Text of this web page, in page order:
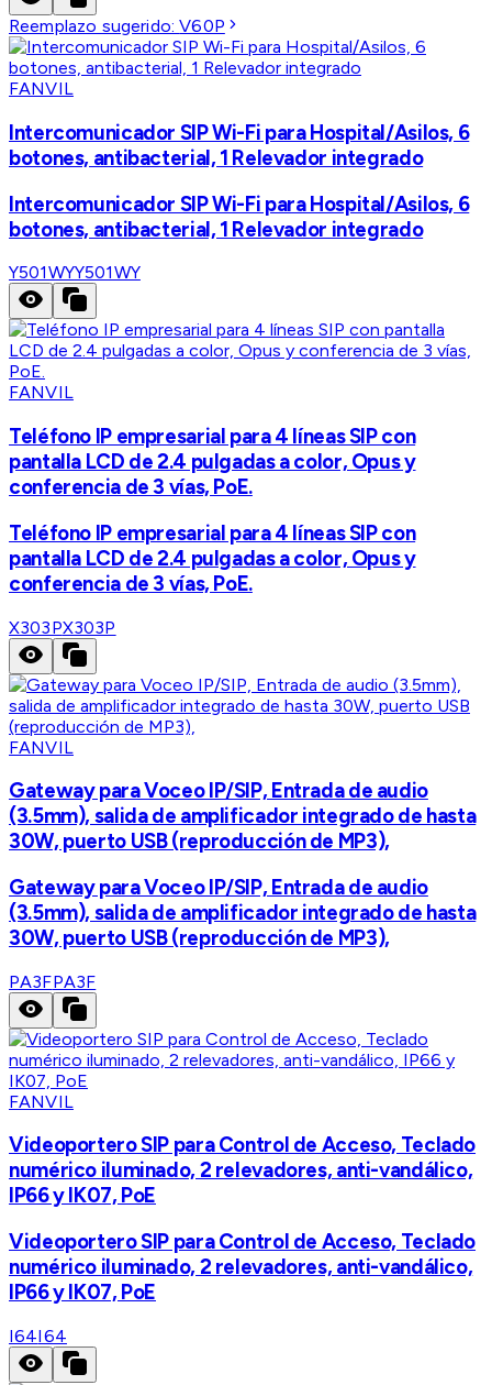
Reemplazo sugerido:V60P
FANVIL
Intercomunicador SIP Wi-Fi para Hospital/Asilos, 6
botones, antibacterial, 1 Relevador integrado
Intercomunicador SIP Wi-Fi para Hospital/Asilos, 6
botones, antibacterial, 1 Relevador integrado
Y501WYY501WY
FANVIL
Teléfono IP empresarial para 4 líneas SIP con
pantalla LCD de 2.4 pulgadas a color, Opus y
conferencia de 3 vías, PoE.
Teléfono IP empresarial para 4 líneas SIP con
pantalla LCD de 2.4 pulgadas a color, Opus y
conferencia de 3 vías, PoE.
X303PX303P
FANVIL
Gateway para Voceo IP/SIP, Entrada de audio
(3.5mm), salida de amplificador integrado de hasta
30W, puerto USB (reproducción de MP3),
Gateway para Voceo IP/SIP, Entrada de audio
(3.5mm), salida de amplificador integrado de hasta
30W, puerto USB (reproducción de MP3),
PA3FPA3F
FANVIL
Videoportero SIP para Control de Acceso, Teclado
numérico iluminado, 2 relevadores, anti-vandálico,
IP66 y IK07, PoE
Videoportero SIP para Control de Acceso, Teclado
numérico iluminado, 2 relevadores, anti-vandálico,
IP66 y IK07, PoE
I64I64